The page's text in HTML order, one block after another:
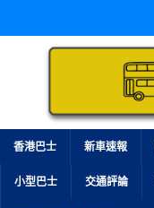
香港巴士 新車速報
小型巴士 交通評論